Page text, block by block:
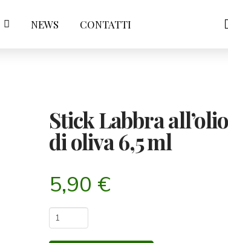
NEWS CONTATTI
Stick Labbra
di oliva 6,5 ml
5,90 €
Stick
Labbra